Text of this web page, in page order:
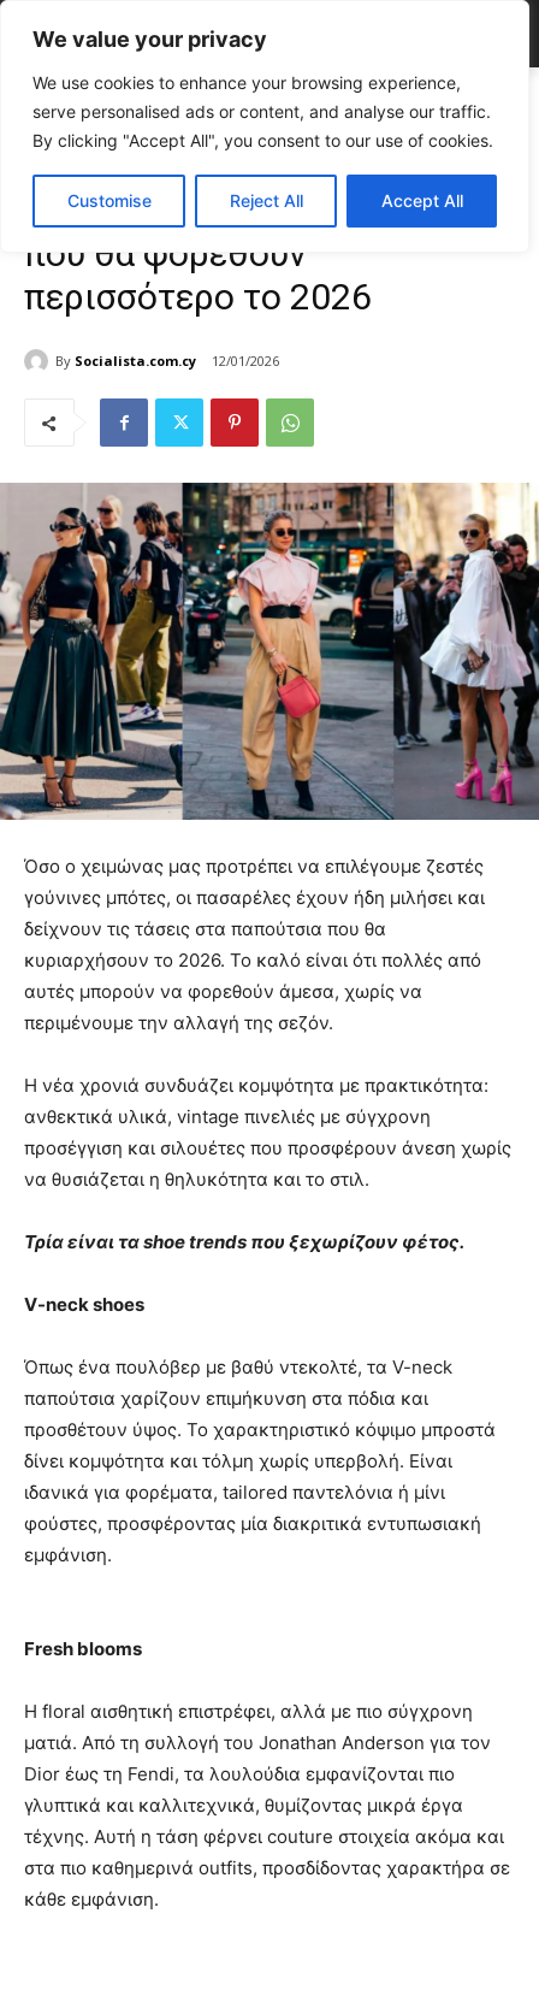
We value your privacy
We use cookies to enhance your browsing experience,
serve personalised ads or content, and analyse our traffic.
By clicking "Accept All", you consent to our use of cookies.
Customise Reject All Accept All
Home FASHION & BEAUTY
Τα 3 ζευγάρια παπουτσιών που θα
φορεθούν περισσότερο το 2026
Τα 3 ζευγάρια παπουτσιών
που θα φορεθούν
περισσότερο το 2026
By Socialista.com.cy 12/01/2026
Όσο ο χειμώνας μας προτρέπει να επιλέγουμε ζεστές
γούνινες μπότες, οι πασαρέλες έχουν ήδη μιλήσει και
δείχνουν τις τάσεις στα παπούτσια που θα
κυριαρχήσουν το 2026. Το καλό είναι ότι πολλές από
αυτές μπορούν να φορεθούν άμεσα, χωρίς να
περιμένουμε την αλλαγή της σεζόν.
Η νέα χρονιά συνδυάζει κομψότητα με πρακτικότητα:
ανθεκτικά υλικά, vintage πινελιές με σύγχρονη
προσέγγιση και σιλουέτες που προσφέρουν άνεση χωρίς
να θυσιάζεται η θηλυκότητα και το στιλ.
Τρία είναι τα shoe trends που ξεχωρίζουν φέτος.
V-neck shoes
Όπως ένα πουλόβερ με βαθύ ντεκολτέ, τα V-neck
παπούτσια χαρίζουν επιμήκυνση στα πόδια και
προσθέτουν ύψος. Το χαρακτηριστικό κόψιμο μπροστά
δίνει κομψότητα και τόλμη χωρίς υπερβολή. Είναι
ιδανικά για φορέματα, tailored παντελόνια ή μίνι
φούστες, προσφέροντας μία διακριτικά εντυπωσιακή
εμφάνιση.
Fresh blooms
Η floral αισθητική επιστρέφει, αλλά με πιο σύγχρονη
ματιά. Από τη συλλογή του Jonathan Anderson για τον
Dior έως τη Fendi, τα λουλούδια εμφανίζονται πιο
γλυπτικά και καλλιτεχνικά, θυμίζοντας μικρά έργα
τέχνης. Αυτή η τάση φέρνει couture στοιχεία ακόμα και
στα πιο καθημερινά outfits, προσδίδοντας χαρακτήρα σε
κάθε εμφάνιση.